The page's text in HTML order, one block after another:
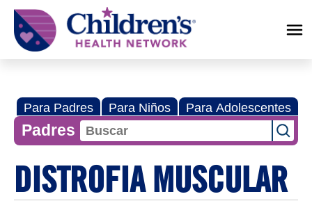
Children's
Health
Network
Para Padres Para Niños Para Adolescentes
Padres
DISTROFIA MUSCULAR